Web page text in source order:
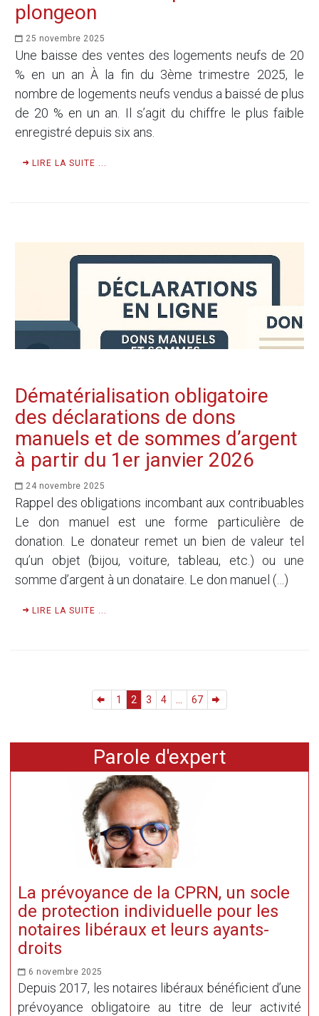
plongeon
25 novembre 2025
Une baisse des ventes des logements neufs de 20
% en un an À la fin du 3ème trimestre 2025, le
nombre de logements neufs vendus a baissé de plus
de 20 % en un an. Il s’agit du chiffre le plus faible
enregistré depuis six ans.
LIRE LA SUITE ...
Dématérialisation obligatoire
des déclarations de dons
manuels et de sommes d’argent
à partir du 1er janvier 2026
24 novembre 2025
Rappel des obligations incombant aux contribuables
Le don manuel est une forme particulière de
donation. Le donateur remet un bien de valeur tel
qu’un objet (bijou, voiture, tableau, etc.) ou une
somme d’argent à un donataire. Le don manuel (…)
LIRE LA SUITE ...
1 2 3 4 67
Parole d'expert
La prévoyance de la CPRN, un socle
de protection individuelle pour les
notaires libéraux et leurs ayants-
droits
6 novembre 2025
Depuis 2017, les notaires libéraux bénéficient d’une
prévoyance obligatoire au titre de leur activité